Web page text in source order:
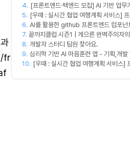
fr
과 함께 하실 멤버를 모집합니다!
4. [프론트엔드·백엔드 모집] AI 기반 업무
스 MVP 개발
5. [우때 : 실시간 협업 여행계획 서비스]
자 팀원을 모집합니다
6. AI를 활용한 github 프론트엔드 컴포넌
만드실분
7. 끝까지클럽 시즌1 | 게으른 완벽주의자
(~8/14)
8. 개발자 스터디 팀원 찾아요.
9. 심리학 기반 AI 마음훈련 앱 - 기획,개발
10. [우때 : 실시간 협업 여행계획 서비스]